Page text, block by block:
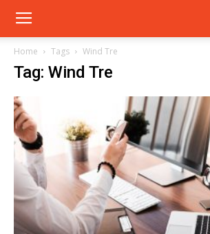
Home Tags Wind Tre
Tag: Wind Tre